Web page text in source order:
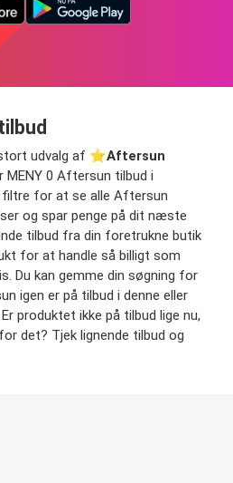
udvalg af ⭐️Aftersun
MENY 0 Aftersun tilbud i
filtre for at se alle Aftersun
og spar penge på dit næste
tilbud fra din foretrukne butik
for at handle så billigt som
Du kan gemme din søgning for
igen er på tilbud i denne eller
produktet ikke på tilbud lige nu,
det? Tjek lignende tilbud og